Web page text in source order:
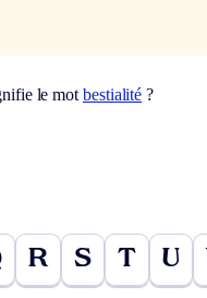
le mot bestialité ?
R S T U